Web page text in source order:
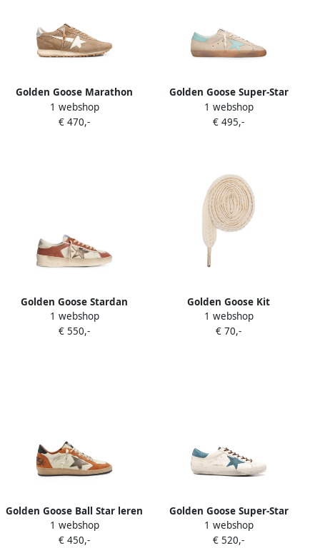
Golden Goose Marathon
sneakers met ster Beige
1 webshop
€ 470,-
Golden Goose Super-Star
beige suède sneakers met
aqua-groene ster
1 webshop
€ 495,-
Golden Goose Stardan
sneakers met ster-patch
Beige
1 webshop
€ 550,-
Golden Goose Kit
gevlochten schoenveters
met logo Beige
1 webshop
€ 70,-
Golden Goose Ball Star leren
sneakers met gerafeld-
effect Beige
1 webshop
€ 450,-
Golden Goose Super-Star
leren sneakers met suède
ster Beige
1 webshop
€ 520,-